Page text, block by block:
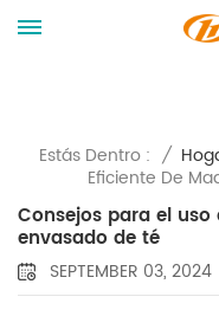
Estás Dentro : /
Eficiente De
Consejos para el
envasado de té
SEPTEMBER 03, 2024